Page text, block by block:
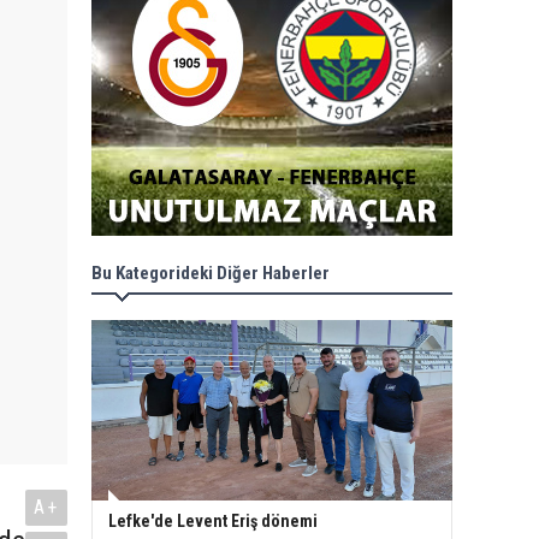
A+
Bu Kategorideki Diğer Haberler
Lefke'de Levent Eriş dönemi